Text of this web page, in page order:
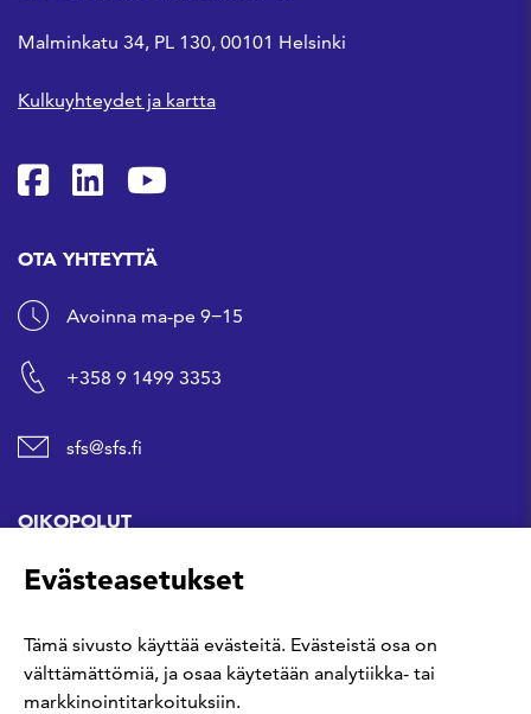
Malminkatu 34, PL 130, 00101 Helsinki
Kulkuyhteydet ja kartta
SFS Facebookissa
SFS Linkedinissä
SFS Youtubessa
OTA YHTEYTTÄ
Avoinna ma-pe 9−15
+358 9 1499 3353
sfs@sfs.fi
OIKOPOLUT
Hanki standardi
Kommentoi tekeillä olevia standardeja
Evästeasetukset
Tämä sivusto käyttää evästeitä. Evästeistä osa on
välttämättömiä, ja osaa käytetään analytiikka- tai
markkinointitarkoituksiin.